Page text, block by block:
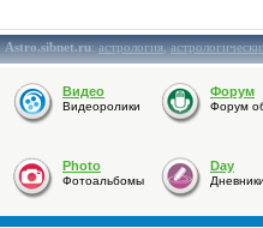
Astro.sibnet.ru:астрология,
Видео
Видеоролики
Форум
Форум
Photo
Фотоальбомы
Day
Дневники